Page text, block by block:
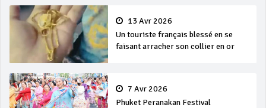
13 Avr 2026
Un touriste français blessé en se
faisant arracher son collier en or
7 Avr 2026
Phuket Peranakan Festival